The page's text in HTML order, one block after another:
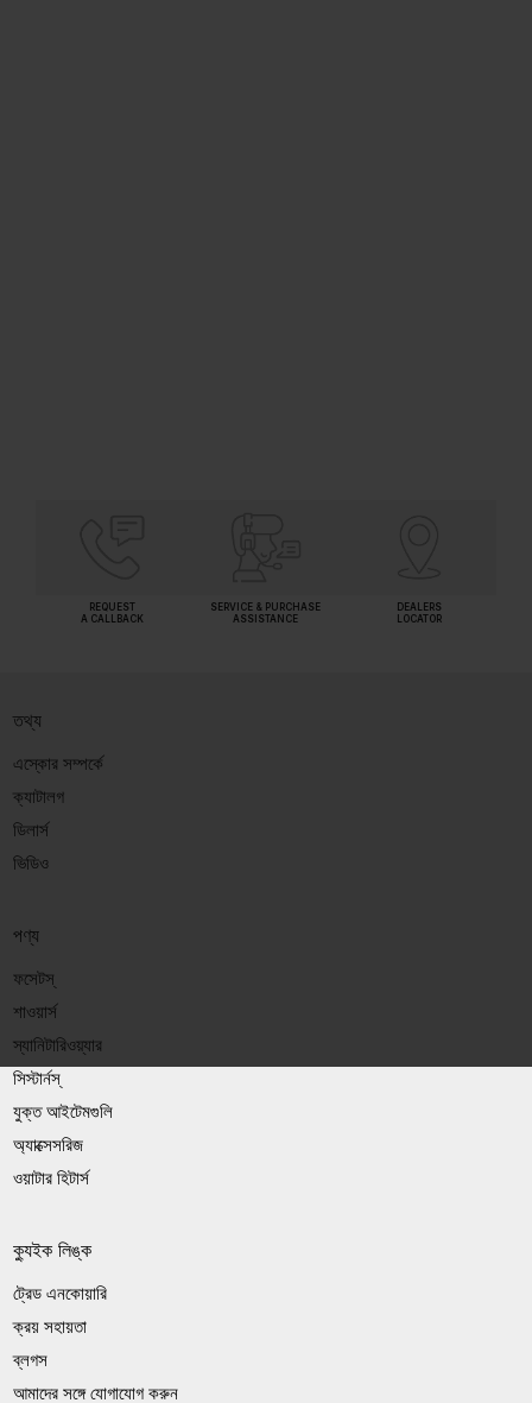
REQUEST
A CALLBACK
SERVICE & PURCHASE
ASSISTANCE
DEALERS
LOCATOR
তথ্য
এস্কোর সম্পর্কে
ক্যাটালগ
ডিলার্স
ভিডিও
পণ্য
ফসেটস্
শাওয়ার্স
স্যানিটারিওয়্যার
সিস্টার্নস্
যুক্ত আইটেমগুলি
অ্যাক্সেসরিজ
ওয়াটার হিটার্স
ক্যুইক লিঙ্ক
ট্রেড এনকোয়ারি
ক্রয় সহায়তা
ব্লগস
আমাদের সঙ্গে যোগাযোগ করুন